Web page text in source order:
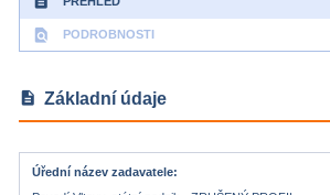
find_in_page PODROBNOSTI
description Základní údaje
Úřední název zadavatele